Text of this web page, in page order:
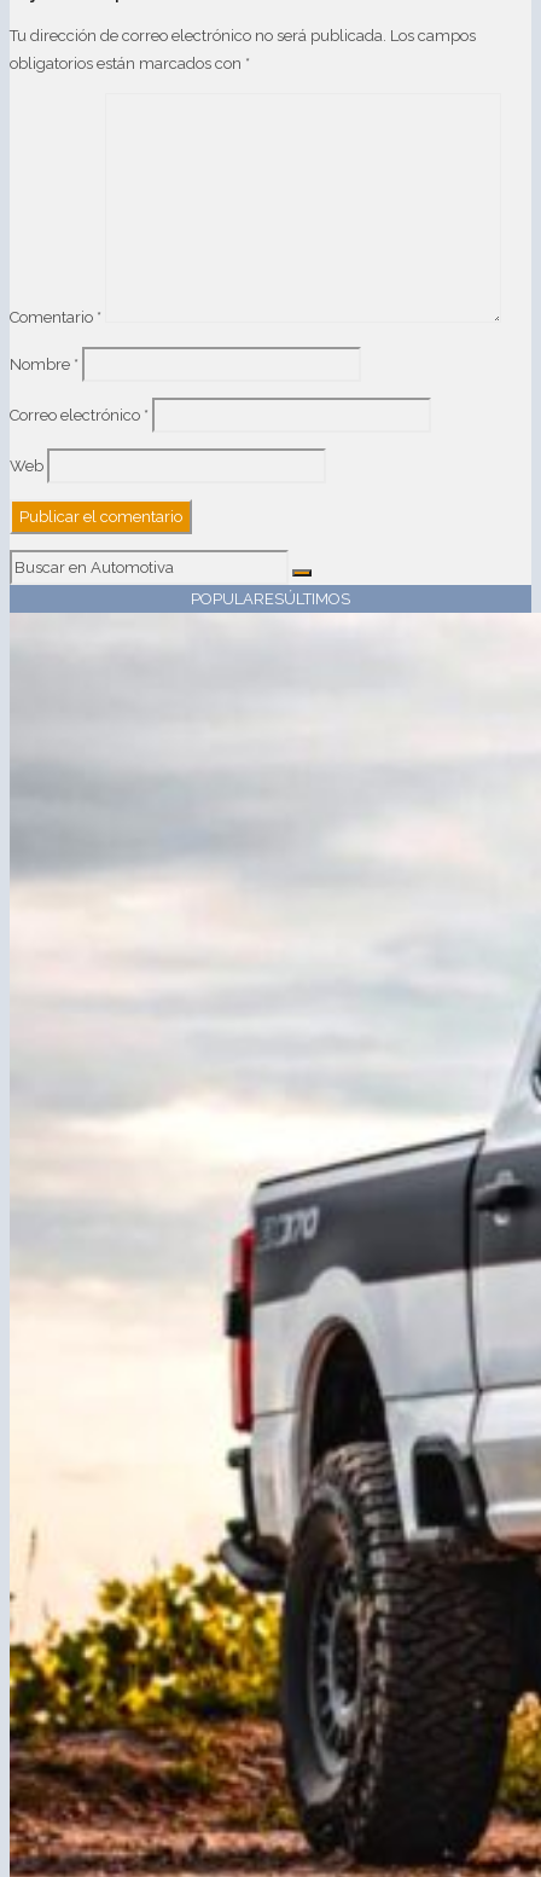
Tu dirección de correo electrónico no será publicada. Los campos
obligatorios están marcados con *
Comentario *
Nombre *
Correo electrónico *
Web
POPULARESÚLTIMOS